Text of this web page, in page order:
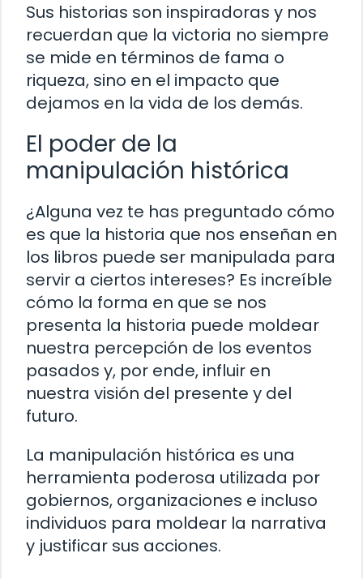
Sus historias son inspiradoras y nos
recuerdan que la victoria no siempre
se mide en términos de fama o
riqueza, sino en el impacto que
dejamos en la vida de los demás.
El poder de la
manipulación histórica
¿Alguna vez te has preguntado cómo
es que la historia que nos enseñan en
los libros puede ser manipulada para
servir a ciertos intereses? Es increíble
cómo la forma en que se nos
presenta la historia puede moldear
nuestra percepción de los eventos
pasados y, por ende, influir en
nuestra visión del presente y del
futuro.
La manipulación histórica es una
herramienta poderosa utilizada por
gobiernos, organizaciones e incluso
individuos para moldear la narrativa
y justificar sus acciones.